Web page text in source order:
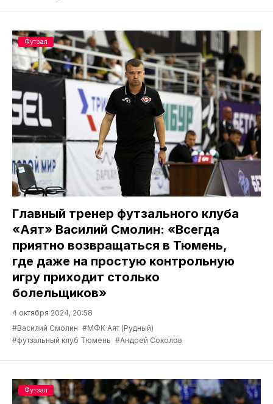
Главный тренер футзального клуба
«Аят» Василий Смолин: «Всегда
приятно возвращаться в Тюмень,
где даже на простую контрольную
игру приходит столько
болельщиков»
4 октября 2024, 20:58
#Василий Смолин #МФК Аят (Рудный)
#футзальный клуб Тюмень #Андрей Соколов
Футзал
Футзал